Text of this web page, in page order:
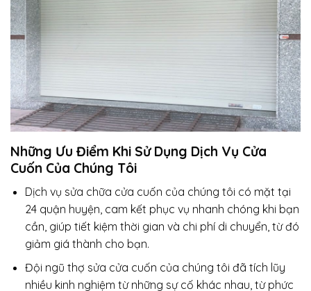
Những Ưu Điểm Khi Sử Dụng Dịch Vụ Cửa
Cuốn Của Chúng Tôi
Dịch vụ sửa chữa cửa cuốn của chúng tôi có mặt tại
24 quận huyện, cam kết phục vụ nhanh chóng khi bạn
cần, giúp tiết kiệm thời gian và chi phí di chuyển, từ đó
giảm giá thành cho bạn.
Đội ngũ thợ sửa cửa cuốn của chúng tôi đã tích lũy
nhiều kinh nghiệm từ những sự cố khác nhau, từ phức